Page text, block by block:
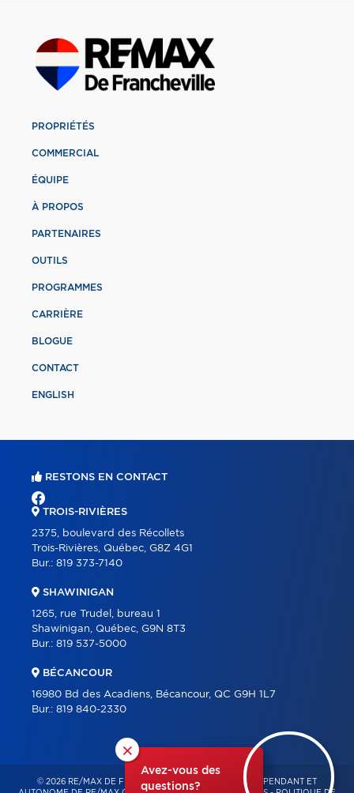
×
Avez-vous des
questions?
PROPRIÉTÉS
COMMERCIAL
ÉQUIPE
À PROPOS
PARTENAIRES
OUTILS
PROGRAMMES
CARRIÈRE
BLOGUE
CONTACT
ENGLISH
RESTONS EN CONTACT
TROIS-RIVIÈRES
2375, boulevard des Récollets
Trois-Rivières, Québec, G8Z 4G1
Bur.: 819 373-7140
SHAWINIGAN
1265, rue Trudel, bureau 1
Shawinigan, Québec, G9N 8T3
Bur.: 819 537-5000
BÉCANCOUR
16980 Bd des Acadiens, Bécancour, QC G9H 1L7
Bur.: 819 840-2330
© 2026 RE/MAX DE FRANCHEVILLE – FRANCHISÉ INDÉPENDANT ET